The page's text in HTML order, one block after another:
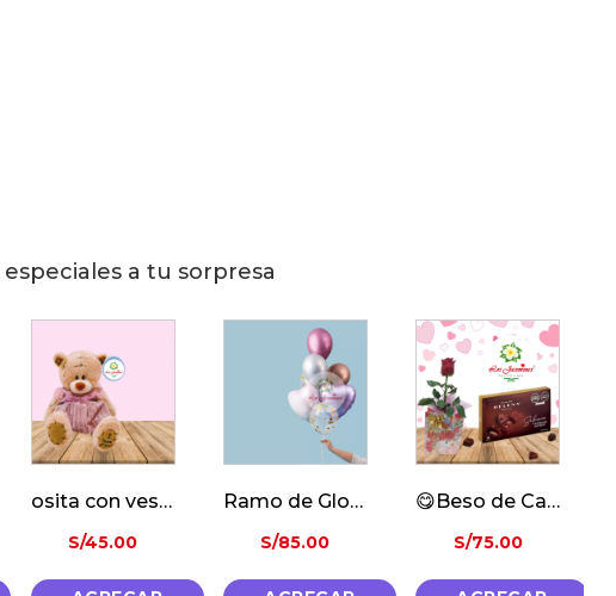
a tu sorpresa
osita con vestido
S/45.00
Ramo de Globos Metalicos
S/85.00
😋Beso de Cacao🍫
S/75.00